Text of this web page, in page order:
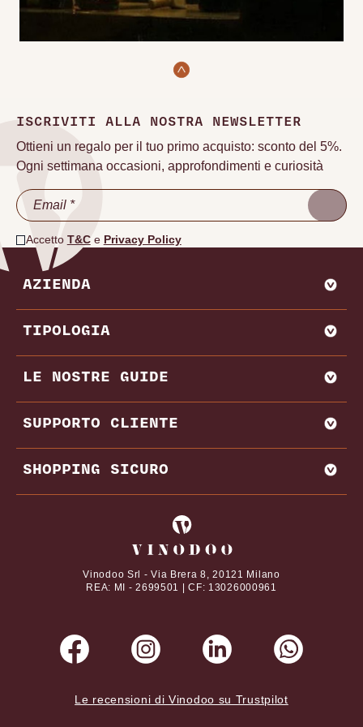
ISCRIVITI ALLA NOSTRA NEWSLETTER
Ottieni un regalo per il tuo primo acquisto: sconto del 5%.
Ogni settimana occasioni, approfondimenti e curiosità
Accetto T&Ce Privacy Policy
AZIENDA
CHI SIAMO
VADEMECUM VINODOO
ENOWEB
VENDI CON NOI
TIPOLOGIA
AGLIANICO
AMARONE
BAROLO
BRUNELLO DI MONTALCINO
CHIANTI
LE NOSTRE GUIDE
MIGLIORI PRODUTTORI E CANTINE ITALIA
MIGLIORI PRODUTTORI E CANTINE FRANCIA
REGIONI VINICOLE
VITIGNI
DAL NOSTRO MAGAZINE
SUPPORTO CLIENTE
CONTATTI
DOMANDE FREQUENTI
TERMINI E CONDIZIONI
SHOPPING SICURO
I tuoi pagamenti online con
Vinodoo Srl - Via Brera 8, 20121 Milano
REA: MI - 2699501 | CF: 13026000961
Le recensioni di Vinodoo su Trustpilot